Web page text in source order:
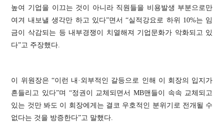
높여 기업을 이끄는 것이 아니라 직원들을 비용발생 부분으로만
여겨 내보낼 생각만 하고 있다”면서“실적강요로 하위 10%는 임
금이 삭감되는 등 내부경쟁이 치열해져 기업문화가 악화되고 있
다”고 주장했다.
이 위원장은 “이런 내 · 외부적인 갈등으로 인해 이 회장의 입지가
흔들리고 있다”며 “정권이 교체되면서MB맨들이 속속 교체되고
있는 것만 봐도 이 회장에게는 결코 우호적인 분위기로 전개될 수
없다는 것을 방증한다”고 말했다.